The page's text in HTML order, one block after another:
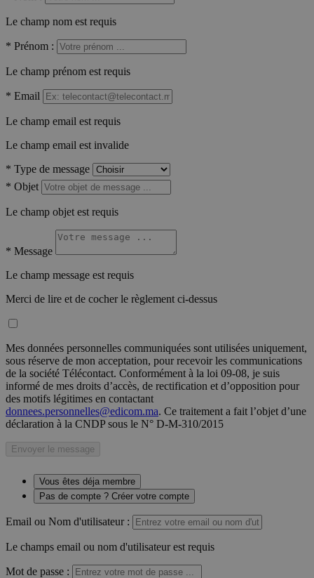
Le champ nom est requis
* Prénom :
Le champ prénom est requis
* Email
Le champ email est requis
Le champ email est invalide
* Type de message
* Objet
Le champ objet est requis
* Message
Le champ message est requis
Merci de lire et de cocher le règlement ci-dessus
Mes données personnelles communiquées sont utilisées uniquement,
sous réserve de mon acceptation, pour recevoir les communications
de la société Télécontact. Conformément à la loi 09-08, je suis
informé de mes droits d’accès, de rectification et d’opposition pour
des motifs légitimes en contactant
donnees.personnelles@edicom.ma. Ce traitement a fait l’objet d’une
déclaration à la CNDP sous le N° D-M-310/2015
Envoyer le message
Vous êtes déja membre
Pas de compte ? Créer votre compte
Email ou Nom d'utilisateur :
Le champs email ou nom d'utilisateur est requis
Mot de passe :